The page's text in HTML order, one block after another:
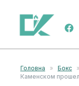
Перейти к
Меню
Головна » Бокс »
Каменском